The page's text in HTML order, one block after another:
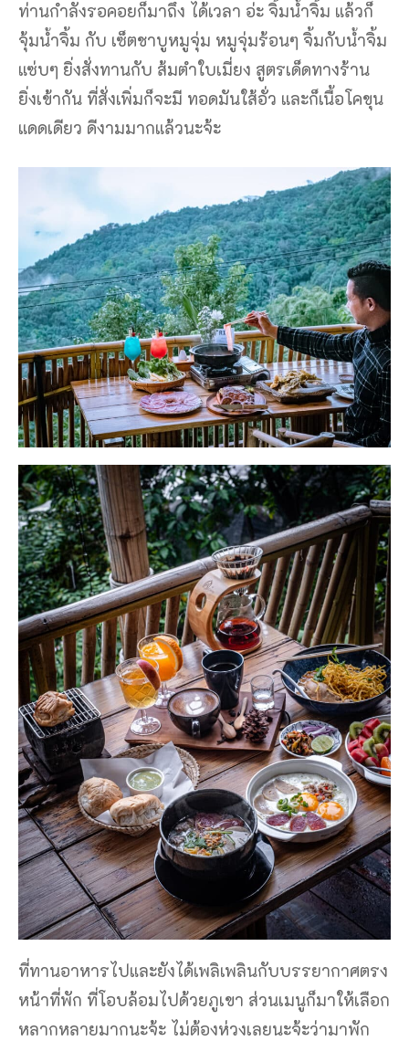
ท่านกำลังรอคอยก็มาถึง ได้เวลา อ่ะ จิ้มน้ําจิ้ม แล้วก็
จุ้มน้ำจิ้ม กับ เซ็ตชาบูหมูจุ่ม หมูจุ่มร้อนๆ จิ้มกับน้ำจิ้ม
แซ่บๆ ยิ่งสั่งทานกับ ส้มตำใบเมี่ยง สูตรเด็ดทางร้าน
ยิ่งเข้ากัน ที่สั่งเพิ่มก็จะมี ทอดมันใส้อั่ว และก็เนื้อโคขุน
แดดเดียว ดีงามมากแล้วนะจ้ะ
ที่ทานอาหารไปและยังได้เพลิเพลินกับบรรยากาศตรง
หน้าที่พัก ที่โอบล้อมไปด้วยภูเขา ส่วนเมนูก็มาให้เลือก
หลากหลายมากนะจ้ะ ไม่ต้องห่วงเลยนะจ้ะว่ามาพัก